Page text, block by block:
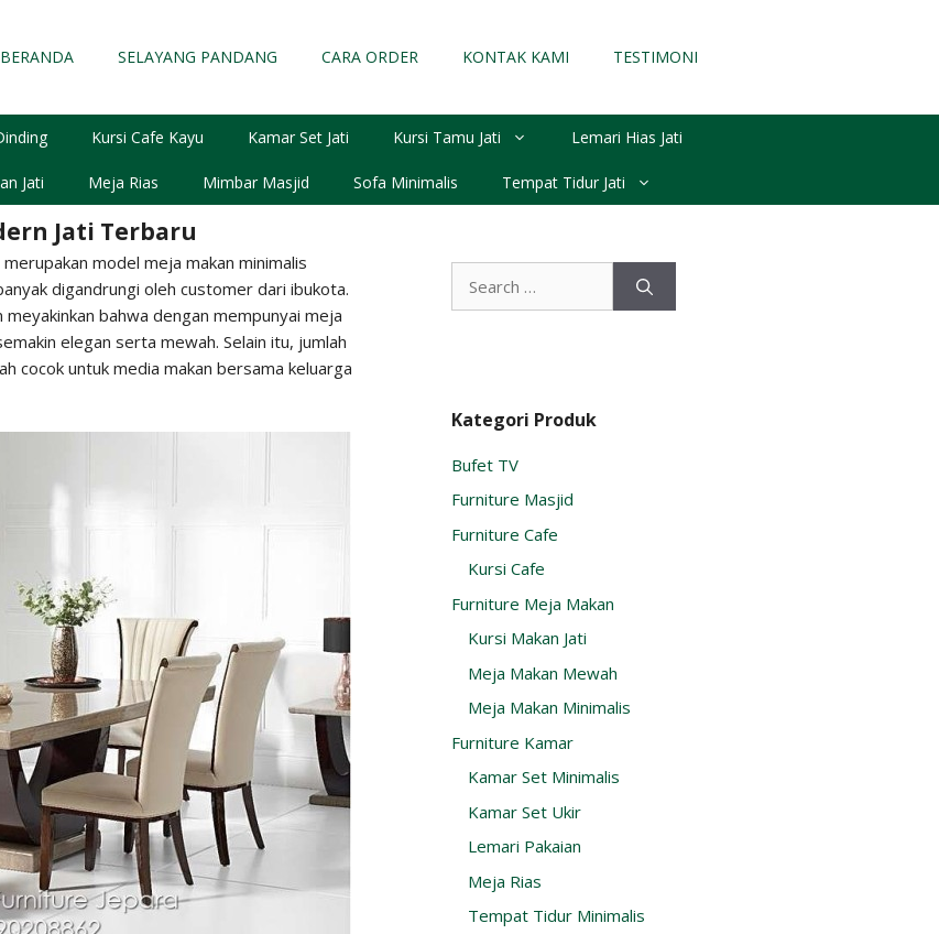
BERANDA SELAYANG PANDANG CARA ORDER KONTAK KAMI TESTIMONI
Kursi Cafe Kayu Kamar Set Jati Kursi Tamu Jati Lemari Hias Jati
Jati Meja Rias Mimbar Masjid Sofa Minimalis Tempat Tidur Jati
Jati Terbaru
model meja makan minimalis
digandrungi oleh customer dari ibukota.
bahwa dengan mempunyai meja
elegan serta mewah. Selain itu, jumlah
cocok untuk media makan bersama keluarga
for:
Kategori Produk
Bufet TV
Furniture Masjid
Furniture Cafe
Kursi Cafe
Furniture Meja Makan
Kursi Makan Jati
Meja Makan Mewah
Meja Makan Minimalis
Furniture Kamar
Kamar Set Minimalis
Kamar Set Ukir
Lemari Pakaian
Meja Rias
Tempat Tidur Minimalis